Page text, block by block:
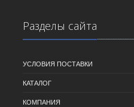
Разделы сайта
УСЛОВИЯ ПОСТАВКИ
КАТАЛОГ
КОМПАНИЯ